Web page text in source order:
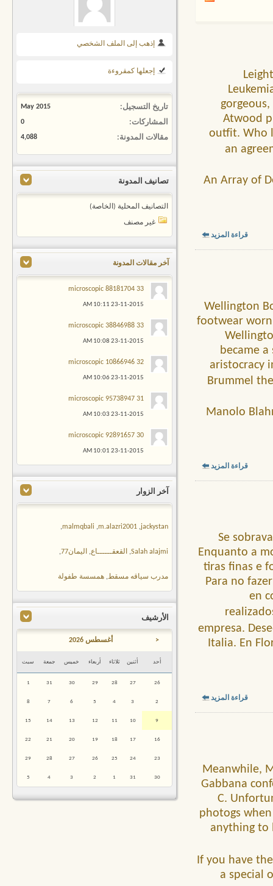
Atwood
outfit. Who
an
An Array of
قراءة المزيد
Wellington
footwear
became
aristocracy
Brummel
Manolo
قراءة المزيد
Se
Enquanto a
tiras finas e
Para no
en
empresa.
Italia. En
قراءة المزيد
Meanwhile,
Gabbana
C.
photogs
anything to
If you have
a special
إذهب إلى الملف الشخصي
إجعلها كمقروءة
تاريخ التسجيل May 2015
المشاركات 0
مقالات المدونة 4,088
تصانيف المدونة
التصانيف المحلية (الخاصة)
غير مصنف
آخر مقالات المدونة
33 microscopic 88181704
23-11-2015
10:11 AM
33 microscopic 38846988
23-11-2015
10:08 AM
32 microscopic 10866946
23-11-2015
10:06 AM
31 microscopic 95738947
23-11-2015
10:03 AM
30 microscopic 92891657
23-11-2015
10:01 AM
آخر الزوار
jackystan
,
m.alazri2001
,
malmqbali
,
Salah alajmi
, القعقــــــاع, اليمان77 ,
مدرب سياقه مسقط, همسسة طفولة
الأرشيف
< أغسطس 2026
أحد أثنين ثلاثاء أربعاء خميس جمعة سبت
26
27
28
29
30
31
1
2
3
4
5
6
7
8
9
10
11
12
13
14
15
16
17
18
19
20
21
22
23
24
25
26
27
28
29
30
31
1
2
3
4
5